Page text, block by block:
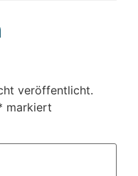
veröffentlicht.
markiert